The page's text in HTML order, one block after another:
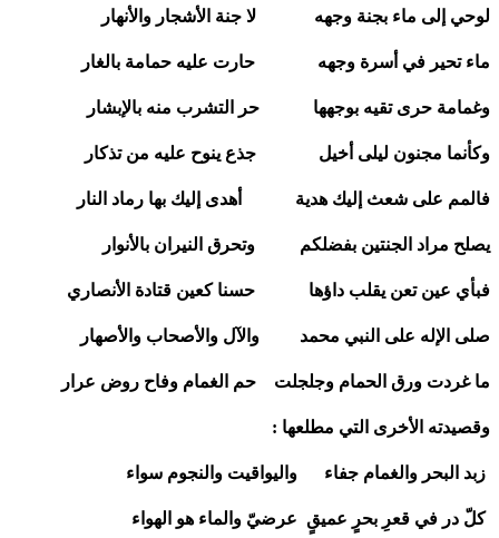
لوحي إلى ماء بجنة وجهه لا جنة الأشجار والأنهار
ماء تحير في أسرة وجهه حارت عليه حمامة بالغار
وغمامة حرى تقيه بوجهها حر التشرب منه بالإبشار
وكأنما مجنون ليلى أخيل جذع ينوح عليه من تذكار
فالمم على شعث إليك هدية أهدى إليك بها رماد النار
يصلح مراد الجنتين بفضلكم وتحرق النيران بالأنوار
فبأي عين تعن يقلب داؤها حسنا كعين قتادة الأنصاري
صلى الإله على النبي محمد والآل والأصحاب والأصهار
ما غردت ورق الحمام وجلجلت حم الغمام وفاح روض عرار
وقصيدته الأخرى التي مطلعها :
زبد البحر والغمام جفاء واليواقيت والنجوم سواء
كلّ در في قعرِ بحرٍ عميقٍ عرضيّ والماء هو الهواء